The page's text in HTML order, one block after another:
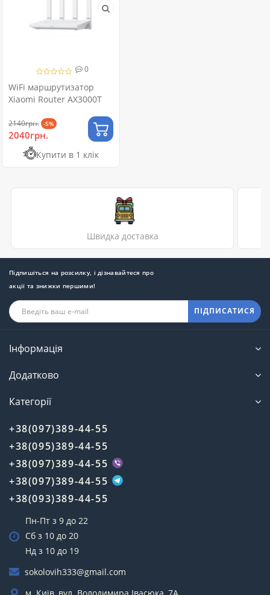
0
WiFi маршрутизатор
Xiaomi Router AX3000T
2140грн. -5%
2040грн.
Купити в 1 клік
Швидка доставка
Підпишіться на розсилку, і дізнавайтеся про
акції та знижки першими!
ПІДПИСАТИСЯ
Інформація
Додатково
Категорії
+38(097)389-44-55
+38(095)389-44-55
+38(097)389-44-55
+38(097)389-44-55
+38(093)389-44-55
Пн-Пт з 9 до 22
Сб з 10 до 20
Нд з 10 до 19
sokolovih333@gmail.com